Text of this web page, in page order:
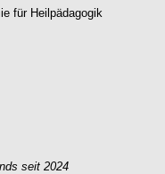
für Heilpädagogik
seit 2024